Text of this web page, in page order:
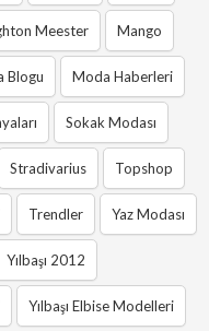
Meester Mango
Blogu Moda Haberleri
Sokak Modası
Stradivarius Topshop
Trendler Yaz Modası
Yılbaşı 2012
Yılbaşı Elbise Modelleri